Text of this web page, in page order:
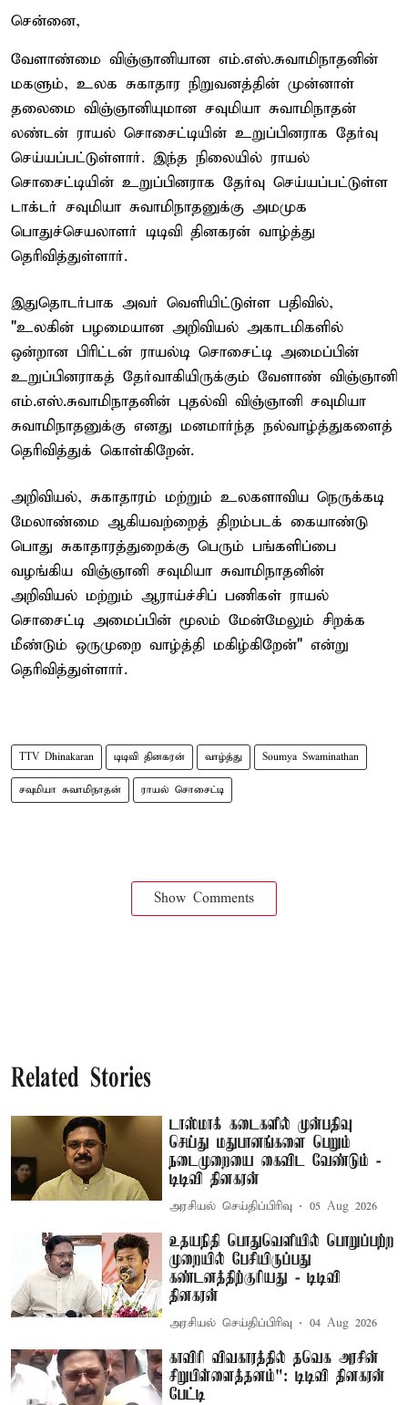
சென்னை,
வேளாண்மை விஞ்ஞானியான எம்.எஸ்.சுவாமிநாதனின்
மகளும், உலக சுகாதார நிறுவனத்தின் முன்னாள்
தலைமை விஞ்ஞானியுமான சவுமியா சுவாமிநாதன்
லண்டன் ராயல் சொசைட்டியின் உறுப்பினராக தேர்வு
செய்யப்பட்டுள்ளார். இந்த நிலையில் ராயல்
சொசைட்டியின் உறுப்பினராக தேர்வு செய்யப்பட்டுள்ள
டாக்டர் சவுமியா சுவாமிநாதனுக்கு அமமுக
பொதுச்செயலாளர் டிடிவி தினகரன் வாழ்த்து
தெரிவித்துள்ளார்.
இதுதொடர்பாக அவர் வெளியிட்டுள்ள பதிவில்,
"உலகின் பழமையான அறிவியல் அகாடமிகளில்
ஒன்றான பிரிட்டன் ராயல்டி சொசைட்டி அமைப்பின்
உறுப்பினராகத் தேர்வாகியிருக்கும் வேளாண் விஞ்ஞானி
எம்.எஸ்.சுவாமிநாதனின் புதல்வி விஞ்ஞானி சவுமியா
சுவாமிநாதனுக்கு எனது மனமார்ந்த நல்வாழ்த்துகளைத்
தெரிவித்துக் கொள்கிறேன்.
அறிவியல், சுகாதாரம் மற்றும் உலகளாவிய நெருக்கடி
மேலாண்மை ஆகியவற்றைத் திறம்படக் கையாண்டு
பொது சுகாதாரத்துறைக்கு பெரும் பங்களிப்பை
வழங்கிய விஞ்ஞானி சவுமியா சுவாமிநாதனின்
அறிவியல் மற்றும் ஆராய்ச்சிப் பணிகள் ராயல்
சொசைட்டி அமைப்பின் மூலம் மேன்மேலும் சிறக்க
மீண்டும் ஒருமுறை வாழ்த்தி மகிழ்கிறேன்" என்று
தெரிவித்துள்ளார்.
TTV Dhinakaran டிடிவி தினகரன் வாழ்த்து Soumya Swaminathan
சவுமியா சுவாமிநாதன் ராயல் சொசைட்டி
Show Comments
Related Stories
டாஸ்மாக் கடைகளில் முன்பதிவு
செய்து மதுபானங்களை பெறும்
நடைமுறையை கைவிட வேண்டும் -
டிடிவி தினகரன்
அரசியல் செய்திப்பிரிவு 05 Aug 2026
உதயநிதி பொதுவெளியில் பொறுப்பற்ற
முறையில் பேசியிருப்பது
கண்டனத்திற்குரியது - டிடிவி
தினகரன்
அரசியல் செய்திப்பிரிவு 04 Aug 2026
காவிரி விவகாரத்தில் தவெக அரசின்
சிறுபிள்ளைத்தனம்": டிடிவி தினகரன்
பேட்டி